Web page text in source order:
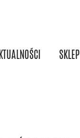
SKLEP